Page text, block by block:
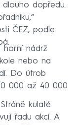
dlouho dopředu.
ČEZ, podle
horní nádrž
nebo na
Do útrob
000 až 40 000
kulaté
řadu akcí. A